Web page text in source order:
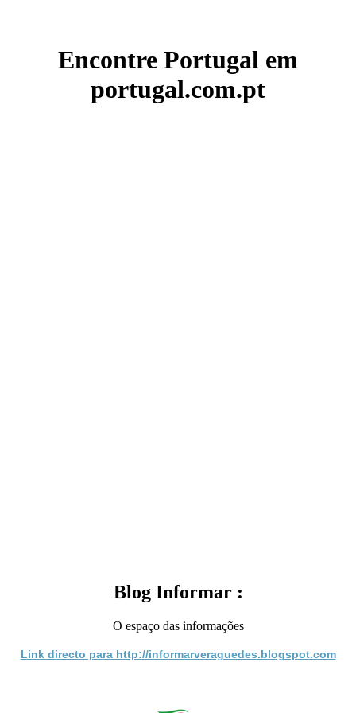
Encontre Portugal em
portugal.com.pt
Blog Informar :
O espaço das informações
Link directo para http://informarveraguedes.blogspot.com